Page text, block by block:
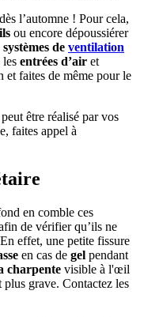
l’automne ! Pour cela,
ou encore dépoussiérer
systèmes de ventilation
les entrées d’air et
et faites de même pour le
être réalisé par vos
faites appel à
en comble ces
de vérifier qu’ils ne
effet, une petite fissure
en cas de gel pendant
charpente visible à l'œil
grave. Contactez les